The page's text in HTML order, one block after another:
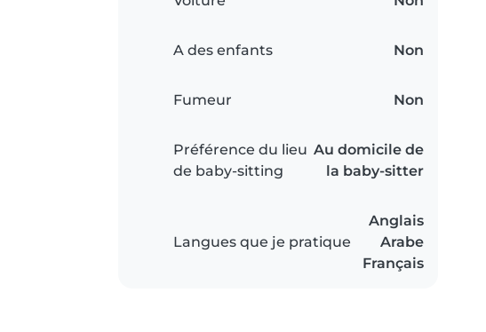
A des enfants Non
Fumeur Non
Préférence du lieu
de baby-sitting
Au domicile de
la baby-sitter
Langues que je pratique
Anglais
Arabe
Français